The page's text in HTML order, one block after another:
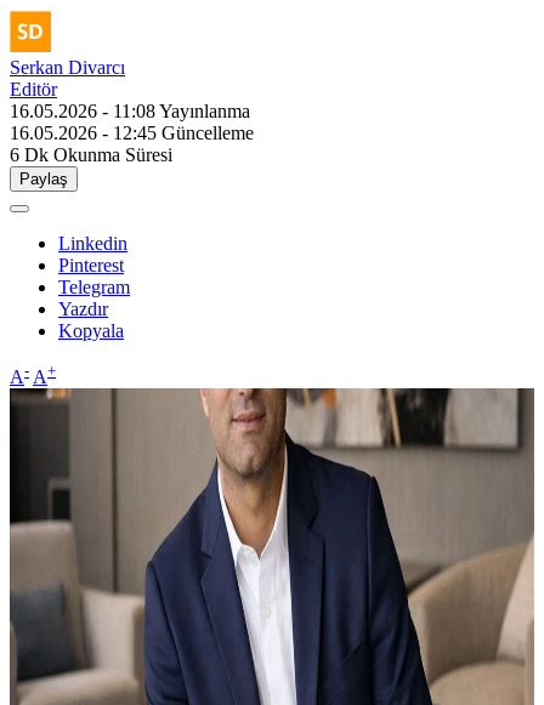
Serkan Divarcı
Editör
16.05.2026 - 11:08Yayınlanma
16.05.2026 - 12:45 Güncelleme
6 Dk Okunma Süresi
Paylaş
Linkedin
Pinterest
Telegram
Yazdır
Kopyala
A- A+